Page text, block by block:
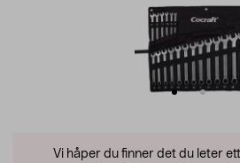
Vi håper du finner det du leter